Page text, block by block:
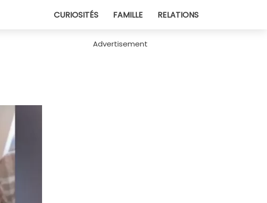
CURIOSITÉS FAMILLE RELATIONS
Advertisement